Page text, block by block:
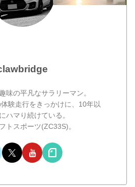
味の平凡なサラリーマン。
験走行をきっかけに、10年以
ハマり続けている。
トスポーツ(ZC33S)。